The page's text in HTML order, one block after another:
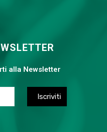
alla Newsletter